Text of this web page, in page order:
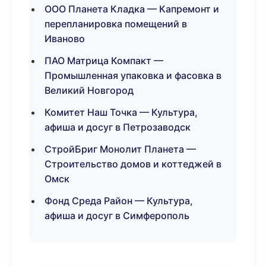
ООО Планета Кладка — Капремонт и
перепланировка помещений в
Иваново
ПАО Матрица Компакт —
Промышленная упаковка и фасовка в
Великий Новгород
Комитет Наш Точка — Культура,
афиша и досуг в Петрозаводск
СтройБриг Монолит Планета —
Строительство домов и коттеджей в
Омск
Фонд Среда Район — Культура,
афиша и досуг в Симферополь